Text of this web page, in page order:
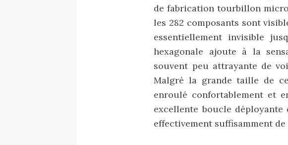
de fabrication tourbillon
les 282 composants sont
essentiellement invisible
hexagonale ajoute à la
souvent peu attrayante de
Malgré la grande taille de
enroulé confortablement et
excellente boucle
effectivement suffisamment